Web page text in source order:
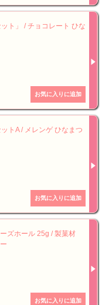
ト」 / チョコレート ひな
トA / メレンゲ ひなまつ
ズホール 25g / 製菓材